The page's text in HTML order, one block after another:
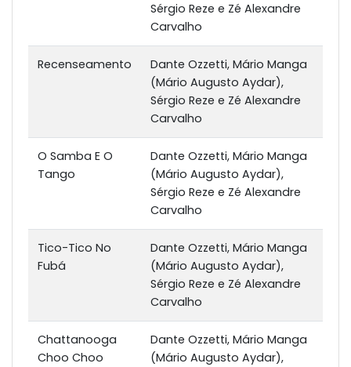
Sérgio Reze e Zé Alexandre
Carvalho
Recenseamento
Dante Ozzetti, Mário Manga
(Mário Augusto Aydar),
Sérgio Reze e Zé Alexandre
Carvalho
O Samba E O
Tango
Dante Ozzetti, Mário Manga
(Mário Augusto Aydar),
Sérgio Reze e Zé Alexandre
Carvalho
Tico-Tico No
Fubá
Dante Ozzetti, Mário Manga
(Mário Augusto Aydar),
Sérgio Reze e Zé Alexandre
Carvalho
Chattanooga
Choo Choo
Dante Ozzetti, Mário Manga
(Mário Augusto Aydar),